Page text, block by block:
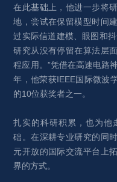
在此基础上，他进一步将
地，尝试在保留模型时间
过实际信道建模、眼图和
研究从没有停留在算法层
程应用。”凭借在高速电路
年，他荣获IEEE国际微波
的10位获奖者之一。
扎实的科研积累，也为他
础。在深耕专业研究的同
元开放的国际交流平台上
界的方式。